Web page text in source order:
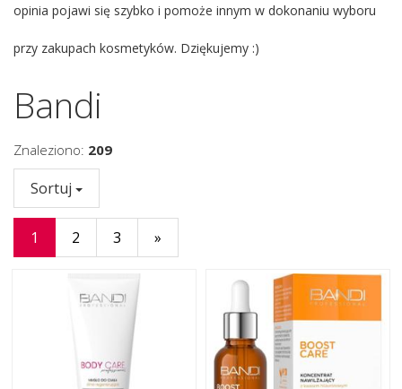
opinia pojawi się szybko i pomoże innym w dokonaniu wyboru
przy zakupach kosmetyków. Dziękujemy :)
Bandi
Znaleziono: 209
Sortuj
1 2 3 »